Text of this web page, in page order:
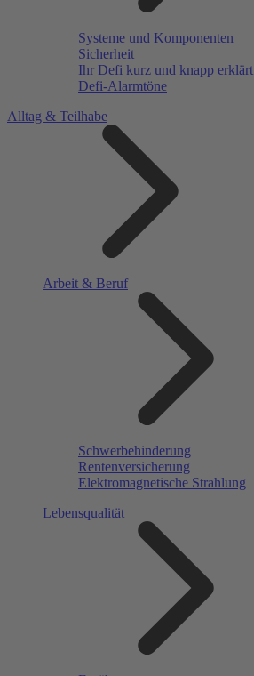
Systeme und Komponenten
Sicherheit
Ihr Defi kurz und knapp erklärt
Defi-Alarmtöne
Alltag & Teilhabe
Arbeit & Beruf
Schwerbehinderung
Rentenversicherung
Elektromagnetische Strahlung
Lebensqualität